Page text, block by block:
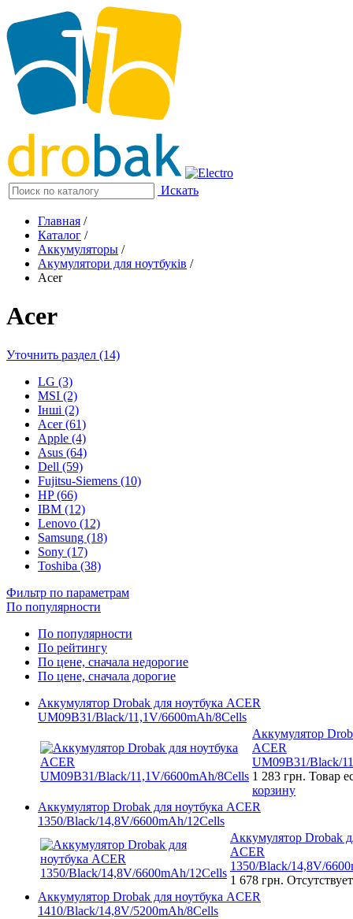
Искать
Главная /
Каталог /
Аккумуляторы /
Акумулятори для ноутбуків /
Acer
Acer
Уточнить раздел (14)
LG (3)
MSI (2)
Інші (2)
Acer (61)
Apple (4)
Asus (64)
Dell (59)
Fujitsu-Siemens (10)
HP (66)
IBM (12)
Lenovo (12)
Samsung (18)
Sony (17)
Toshiba (38)
Фильтр по параметрам
По популярности
По популярности
По рейтингу
По цене, сначала недорогие
По цене, сначала дорогие
Аккумулятор Drobak для ноутбука ACER
UM09B31/Black/11,1V/6600mAh/8Cells
Аккумулятор
ACER
UM09B31/Black/
1 283 грн. Товар
корзину
Аккумулятор Drobak для ноутбука ACER
1350/Black/14,8V/6600mAh/12Cells
Аккумулятор Drobak
ACER
1350/Black/14,8V/
1 678 грн. Отсутствует
Аккумулятор Drobak для ноутбука ACER
1410/Black/14,8V/5200mAh/8Cells